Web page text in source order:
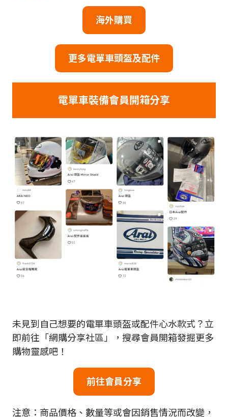
海外購買
更多電單車頭盔及配件
電單車裝備會員開箱分享
未見到自己想要的電單車頭盔或配件心水款式？立
即前往「網購分享社區」，搜尋會員開箱發掘更多
購物靈感吧！
前往會員分享
注意：商品價格、數量等或會因銷售情況而改變，